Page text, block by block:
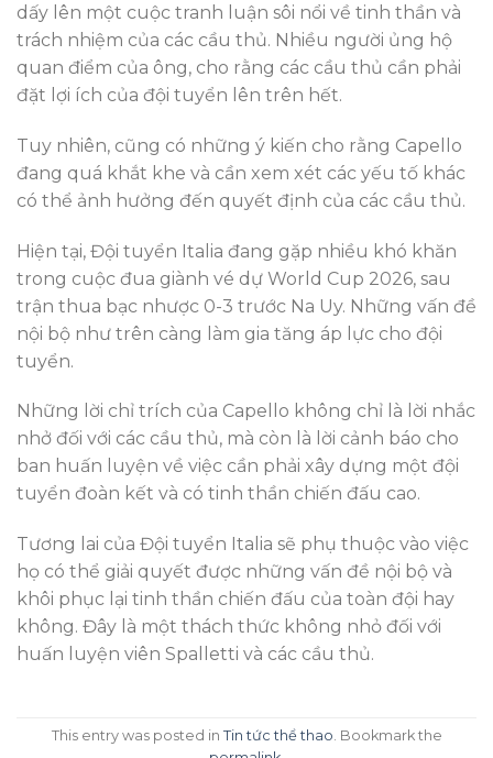
dấy lên một cuộc tranh luận sôi nổi về tinh thần và
trách nhiệm của các cầu thủ. Nhiều người ủng hộ
quan điểm của ông, cho rằng các cầu thủ cần phải
đặt lợi ích của đội tuyển lên trên hết.
Tuy nhiên, cũng có những ý kiến cho rằng Capello
đang quá khắt khe và cần xem xét các yếu tố khác
có thể ảnh hưởng đến quyết định của các cầu thủ.
Hiện tại, Đội tuyển Italia đang gặp nhiều khó khăn
trong cuộc đua giành vé dự World Cup 2026, sau
trận thua bạc nhược 0-3 trước Na Uy. Những vấn đề
nội bộ như trên càng làm gia tăng áp lực cho đội
tuyển.
Những lời chỉ trích của Capello không chỉ là lời nhắc
nhở đối với các cầu thủ, mà còn là lời cảnh báo cho
ban huấn luyện về việc cần phải xây dựng một đội
tuyển đoàn kết và có tinh thần chiến đấu cao.
Tương lai của Đội tuyển Italia sẽ phụ thuộc vào việc
họ có thể giải quyết được những vấn đề nội bộ và
khôi phục lại tinh thần chiến đấu của toàn đội hay
không. Đây là một thách thức không nhỏ đối với
huấn luyện viên Spalletti và các cầu thủ.
This entry was posted in Tin tức thể thao. Bookmark the